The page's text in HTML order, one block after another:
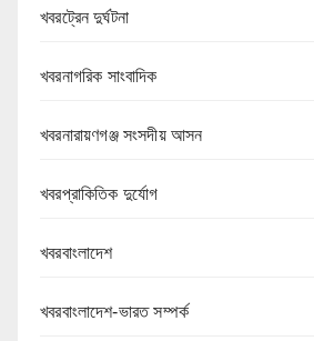
খবরট্রেন দুর্ঘটনা
খবরনাগরিক সাংবাদিক
খবরনারায়ণগঞ্জ সংসদীয় আসন
খবরপ্রাকিতিক দুর্যোগ
খবরবাংলাদেশ
খবরবাংলাদেশ-ভারত সম্পর্ক